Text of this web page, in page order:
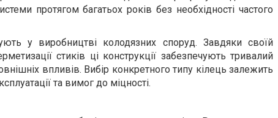
протягом багатьох років без необхідності частого
у виробництві колодязних споруд. Завдяки своїй
стиків ці конструкції забезпечують тривалий
впливів. Вибір конкретного типу кілець залежить
та вимог до міцності.